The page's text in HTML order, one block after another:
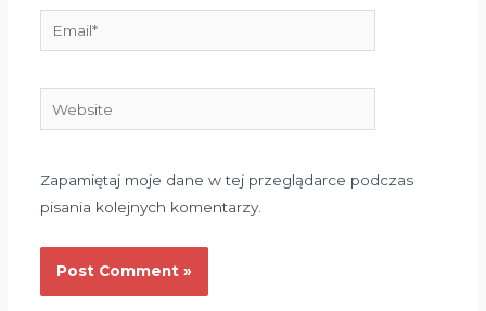
Website
Zapamiętaj moje dane w tej przeglądarce podczas
pisania kolejnych komentarzy.